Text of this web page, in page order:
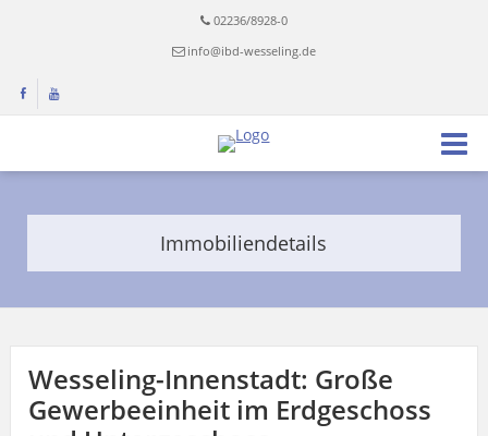
02236/8928-0
info@ibd-wesseling.de
Immobiliendetails
Wesseling-Innenstadt: Große
Gewerbeeinheit im Erdgeschoss